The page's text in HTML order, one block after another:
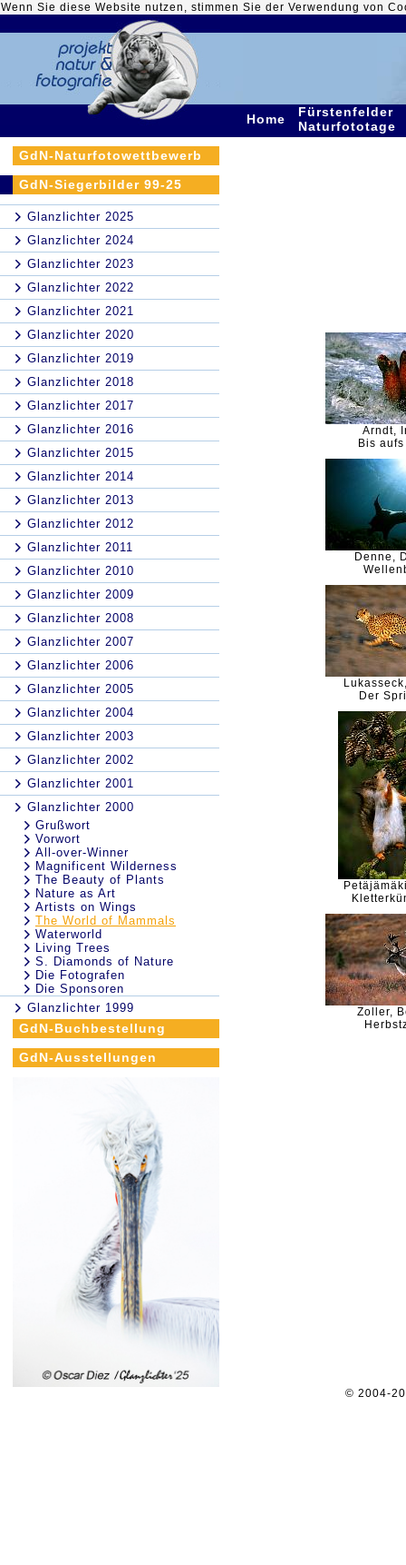
Wenn Sie diese Website nutzen, stimmen Sie der Verwendung von
Home
Fürstenfelder
Naturfototage
GdN-Naturfotowettbewerb
GdN-Siegerbilder 99-25
Glanzlichter 2025
Glanzlichter 2024
Glanzlichter 2023
Glanzlichter 2022
Glanzlichter 2021
Glanzlichter 2020
Glanzlichter 2019
Glanzlichter 2018
Glanzlichter 2017
Glanzlichter 2016
Glanzlichter 2015
Glanzlichter 2014
Glanzlichter 2013
Glanzlichter 2012
Glanzlichter 2011
Glanzlichter 2010
Glanzlichter 2009
Glanzlichter 2008
Glanzlichter 2007
Glanzlichter 2006
Glanzlichter 2005
Glanzlichter 2004
Glanzlichter 2003
Glanzlichter 2002
Glanzlichter 2001
Glanzlichter 2000
Grußwort
Vorwort
All-over-Winner
Magnificent Wilderness
The Beauty of Plants
Nature as Art
Artists on Wings
The World of Mammals
Waterworld
Living Trees
S. Diamonds of Nature
Die Fotografen
Die Sponsoren
Glanzlichter 1999
GdN-Buchbestellung
GdN-Ausstellungen
Arndt,
Bis
Denne,
Der
Zoller,
© 2004-